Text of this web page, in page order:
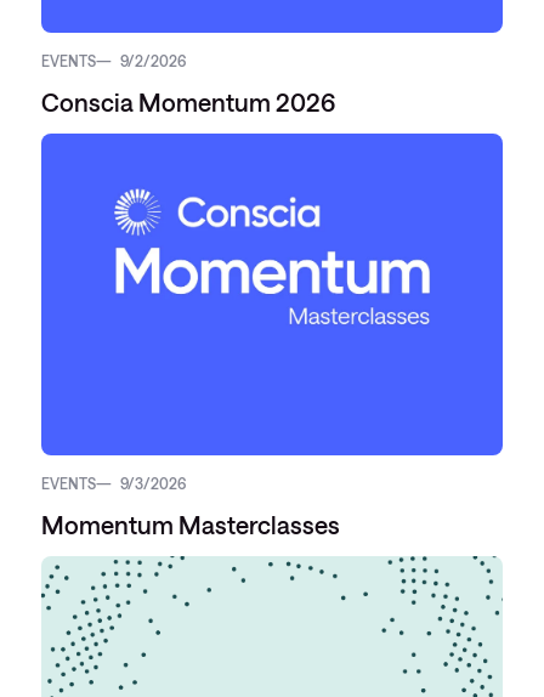
EVENTS 9/2/2026
Conscia Momentum 2026
EVENTS 9/3/2026
Momentum Masterclasses